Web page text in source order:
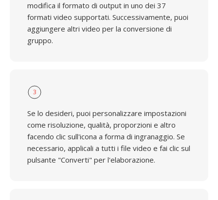
modifica il formato di output in uno dei 37
formati video supportati. Successivamente, puoi
aggiungere altri video per la conversione di
gruppo.
3
Se lo desideri, puoi personalizzare impostazioni
come risoluzione, qualità, proporzioni e altro
facendo clic sull'icona a forma di ingranaggio. Se
necessario, applicali a tutti i file video e fai clic sul
pulsante "Converti" per l'elaborazione.